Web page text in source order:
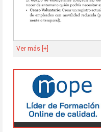
Ver más [+]